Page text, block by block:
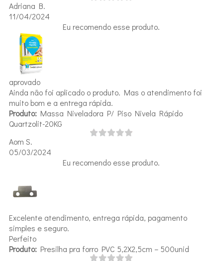
Adriana B.
11/04/2024
Eu recomendo esse produto.
aprovado
Ainda não foi aplicado o produto. Mas o atendimento foi
muito bom e a entrega rápida.
Produto:Massa Niveladora P/ Piso Nivela Rápido
Quartzolit-20KG
Aom S.
05/03/2024
Eu recomendo esse produto.
Excelente atendimento, entrega rápida, pagamento
simples e seguro.
Perfeito
Produto:Presilha pra forro PVC 5,2X2,5cm – 500unid